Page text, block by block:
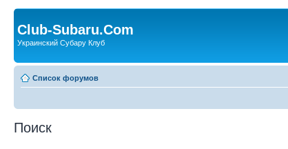
Club-Subaru.Com
Украинский Субару Клуб
Список форумов
Поиск